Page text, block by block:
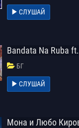
СЛУШАЙ
Bandata Na Ruba
БГ
СЛУШАЙ
Мона и Любо